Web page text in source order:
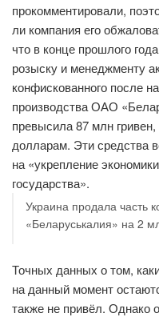
прокомментировали,
ли компания его
что в конце прошлого
розыску и менеджменту
конфискованного после
производства ОАО
превысила 87 млн
долларам. Эти средства
на «укрепление
государства».
Украина продала часть
«Беларуськалия» на 2
Точных данных о том,
на данный момент
также не привёл. Однако